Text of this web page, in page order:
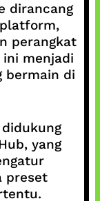
dirancang
perangkat
menjadi
bermain di
yang
preset